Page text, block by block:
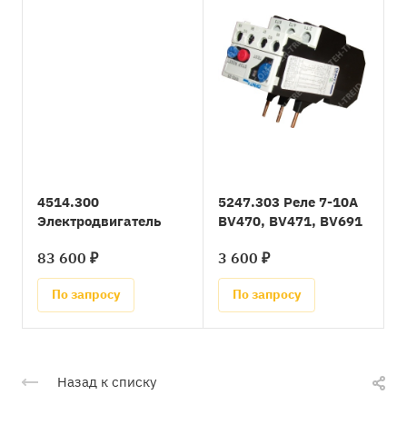
4514.300
Электродвигатель
83 600 ₽
По запросу
5247.303 Реле 7-10A
BV470, BV471, BV691
3 600 ₽
По запросу
Назад к списку